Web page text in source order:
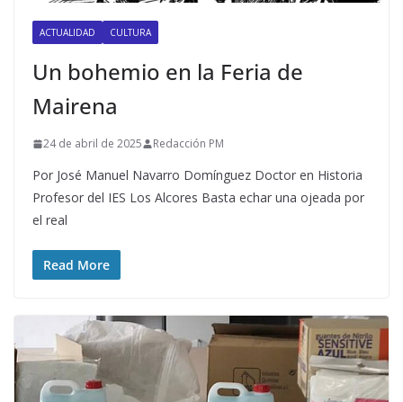
ACTUALIDAD CULTURA
Un bohemio en la Feria de
Mairena
24 de abril de 2025 Redacción PM
Por José Manuel Navarro Domínguez Doctor en Historia
Profesor del IES Los Alcores Basta echar una ojeada por
el real
Read More